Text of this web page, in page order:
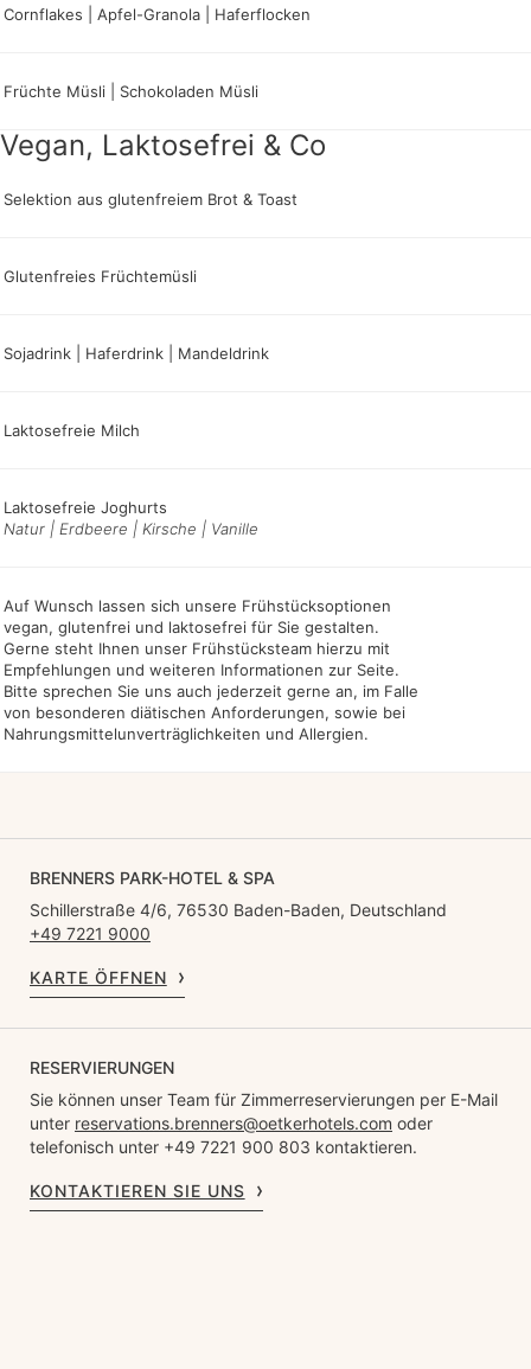
Cornflakes | Apfel-Granola | Haferflocken
Früchte Müsli | Schokoladen Müsli
Vegan, Laktosefrei & Co
Selektion aus glutenfreiem Brot & Toast
Glutenfreies Früchtemüsli
Sojadrink | Haferdrink | Mandeldrink
Laktosefreie Milch
Laktosefreie Joghurts
Natur | Erdbeere | Kirsche | Vanille
Auf Wunsch lassen sich unsere Frühstücksoptionen
vegan, glutenfrei und laktosefrei für Sie gestalten.
Gerne steht Ihnen unser Frühstücksteam hierzu mit
Empfehlungen und weiteren Informationen zur Seite.
Bitte sprechen Sie uns auch jederzeit gerne an, im Falle
von besonderen diätischen Anforderungen, sowie bei
Nahrungsmittelunverträglichkeiten und Allergien.
BRENNERS PARK-HOTEL & SPA
Schillerstraße 4/6, 76530 Baden-Baden, Deutschland
+49 7221 9000
KARTE ÖFFNEN
RESERVIERUNGEN
Sie können unser Team für Zimmerreservierungen per E-Mail
unter reservations.brenners@oetkerhotels.com oder
telefonisch unter +49 7221 900 803 kontaktieren.
KONTAKTIEREN SIE UNS